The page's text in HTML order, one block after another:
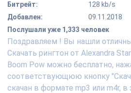
Битрейт:
128 kb/s
Добавлен:
09.11.2018
Послушали уже 1,333 человек
Поздравляем ! Вы нашли
Скачать рингтон от Alexandra
Boom Pow можно бесплатно,
соответствующюю кнопку
скачан в формате mp3 или m4r,